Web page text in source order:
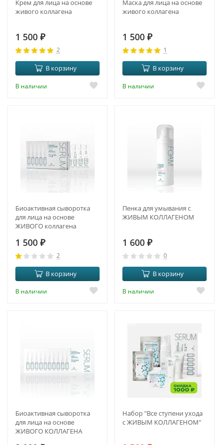
Крем для лица на основе
живого коллагена
1 500 ₽
2
В корзину
В наличии
Маска для лица на основе
живого коллагена
1 500 ₽
1
В корзину
В наличии
Биоактивная сыворотка
для лица на основе
ЖИВОГО коллагена
1 500 ₽
2
В корзину
В наличии
Пенка для умывания с
ЖИВЫМ КОЛЛАГЕНОМ
1 600 ₽
0
В корзину
В наличии
Биоактивная сыворотка
для лица на основе
ЖИВОГО КОЛЛАГЕНА
Набор "Все ступени ухода
с ЖИВЫМ КОЛЛАГЕНОМ"